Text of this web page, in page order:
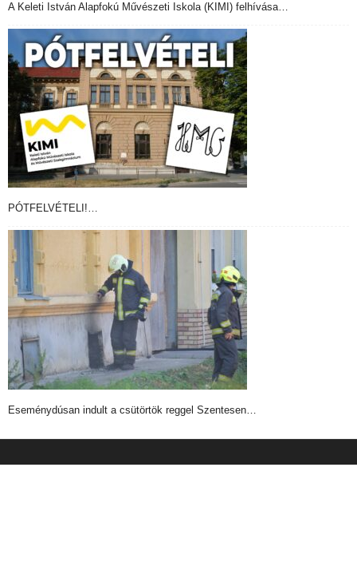
A Keleti István Alapfokú Művészeti Iskola (KIMI) felhívása…
PÓTFELVÉTELI!…
Eseménydúsan indult a csütörtök reggel Szentesen…